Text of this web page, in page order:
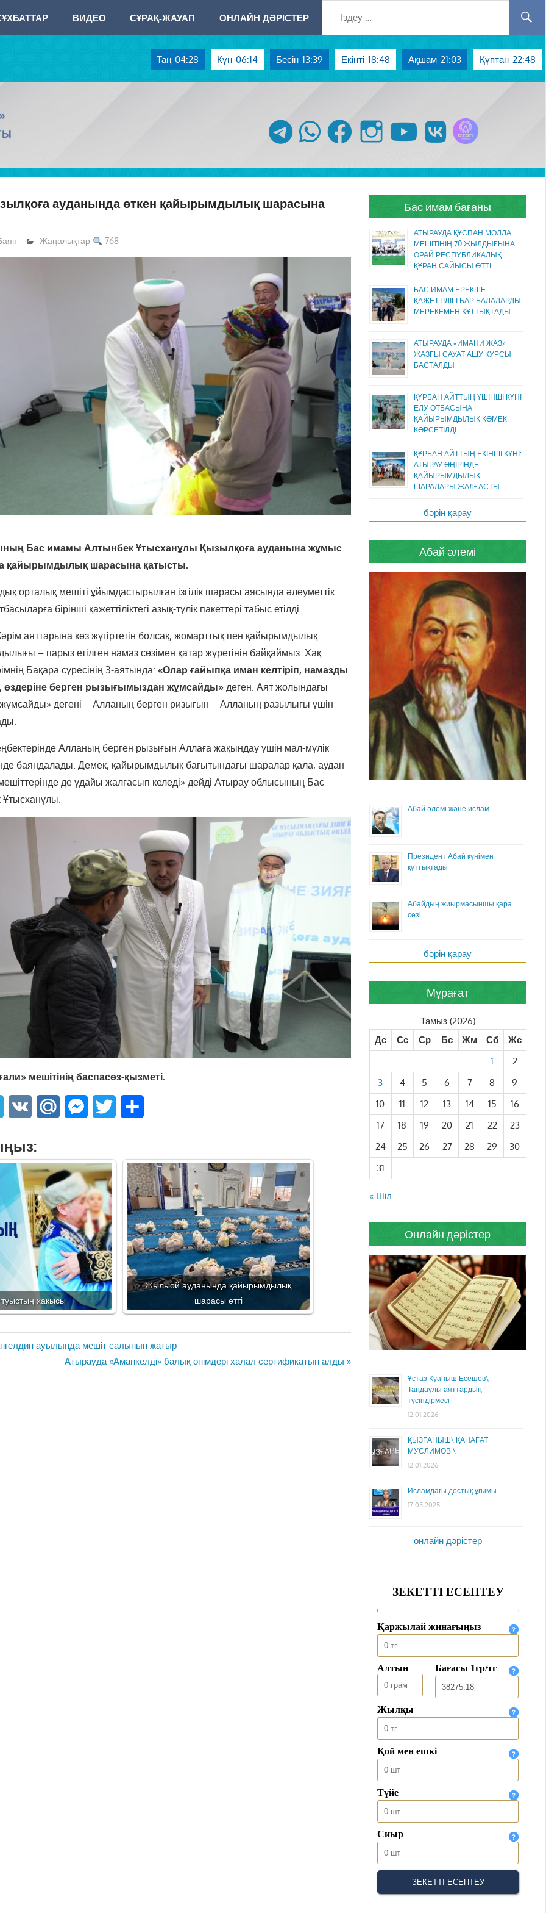
ВИДЕО СҰРАҚ-ЖАУАП ОНЛАЙН ДӘРІСТЕР
Таң 04:28 Күн 06:14 Бесін 13:39 Екінті 18:48 Ақшам 21:03 Құптан 22:48
telegram whatsapp facebook instagram youtubevk
ауданында өткен қайырымдылық шарасына
Жаңалықтар 768
Бас имамы Алтынбек Ұтысханұлы Қызылқоға ауданына жұмыс
қайырымдылық шарасына қатысты.
орталық мешіті ұйымдастырылған ізгілік шарасы аясында әлеуметтік
бірінші қажеттіліктегі азық-түлік пакеттері табыс етілді.
аяттарына көз жүгіртетін болсақ, жомарттық пен қайырымдылық
– парыз етілген намаз сөзімен қатар жүретінін байқаймыз. Хақ
Бақара сүресінің 3-аятында:«Олар ғайыпқа иман келтіріп, намазды
берген рызығымыздан жұмсайды» деген. Аят жолындағы
дегені – Алланың берген ризығын – Алланың разылығы үшін
Алланың берген рызығын Аллаға жақындау үшін мал-мүлік
баяндалады. Демек, қайырымдылық бағытындағы шаралар қала, аудан
де ұдайы жалғасып келеді» дейді Атырау облысының Бас
мешітінің баспасөз-қызметі.
Telegram
VK Mail.Ru Messenger
Twitter
туыстың хақысы
Жылыой ауданында қайырымдылық
шарасы өтті
ауылында мешіт салынып жатыр
Next
Post:
Атырауда «Аманкелді» балық өнімдері халал сертификатын алды
Бас имам бағаны
АТЫРАУДА ҚҰСПАН МОЛЛА
МЕШІТІНІҢ 70 ЖЫЛДЫҒЫНА
ОРАЙ РЕСПУБЛИКАЛЫҚ
ҚҰРАН САЙЫСЫ ӨТТІ
БАС ИМАМ ЕРЕКШЕ
ҚАЖЕТТІЛІГІ БАР БАЛАЛАРДЫ
МЕРЕКЕМЕН ҚҰТТЫҚТАДЫ
АТЫРАУДА «ИМАНИ ЖАЗ»
ЖАЗҒЫ САУАТ АШУ КУРСЫ
БАСТАЛДЫ
ҚҰРБАН АЙТТЫҢ ҮШІНШІ КҮНІ
ЕЛУ ОТБАСЫНА
ҚАЙЫРЫМДЫЛЫҚ КӨМЕК
КӨРСЕТІЛДІ
ҚҰРБАН АЙТТЫҢ ЕКІНШІ КҮНІ:
АТЫРАУ ӨҢІРІНДЕ
ҚАЙЫРЫМДЫЛЫҚ
ШАРАЛАРЫ ЖАЛҒАСТЫ
бәрін қарау
Абай әлемі
Абай әлемі және ислам
Президент Абай күнімен
құттықтады
Абайдың жиырмасыншы қара
сөзі
бәрін қарау
Мұрағат
Тамыз (2026)
Дс
Сс Ср Бс Жм Сб
Жс
1
2
3
4 5 6 7 8
9
10
11 12 13 14 15
16
17
18 19 20 21 22
23
24
25 26 27 28 29
30
31
« Шіл
Онлайн дәрістер
Ұстаз Қуаныш Есешов\
Таңдаулы аяттардың
түсіндірмесі
12.01.2026
ҚЫЗҒАНЫШ\ ҚАНАҒАТ
МУСЛИМОВ \
12.01.2026
Исламдағы достық ұғымы
17.05.2025
онлайн дәрістер